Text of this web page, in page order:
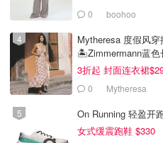
0 boohoo
Mytheresa 度假风穿
🏝️Zimmermann蓝色
$1171
3折起 封面连衣裙
0 Mytheresa
On Running 轻盈开
女式缓震跑鞋 $330